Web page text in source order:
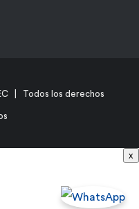
| Todos los derechos
x